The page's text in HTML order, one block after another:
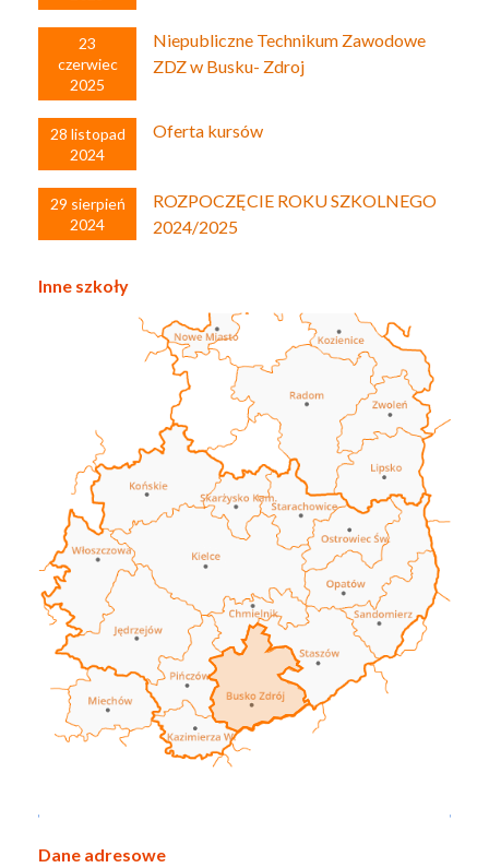
23
czerwiec
2025
Niepubliczne Technikum Zawodowe
ZDZ w Busku- Zdroj
28 listopad
2024
Oferta kursów
29 sierpień
2024
ROZPOCZĘCIE ROKU SZKOLNEGO
2024/2025
Inne szkoły
Dane adresowe